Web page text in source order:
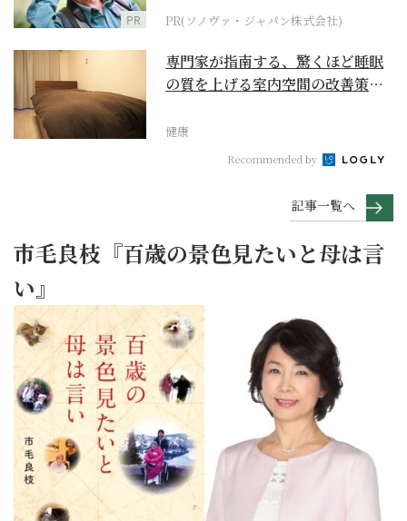
PR PR(ソノヴァ・ジャパン株式会社)
専門家が指南する、驚くほど睡眠
の質を上げる室内空間の改善策と
健康
Recommended by
記事一覧へ
市毛良枝『百歳の景色見たいと母は言
い』